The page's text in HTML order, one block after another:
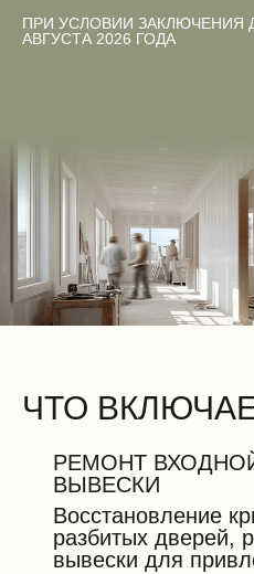
ПРИ УСЛОВИИ ЗАКЛЮЧЕНИЯ
АВГУСТА 2026 ГОДА
ЧТО
РЕМОНТ
ВЫВЕСКИ
Восстановление
разбитых дверей,
вывески для